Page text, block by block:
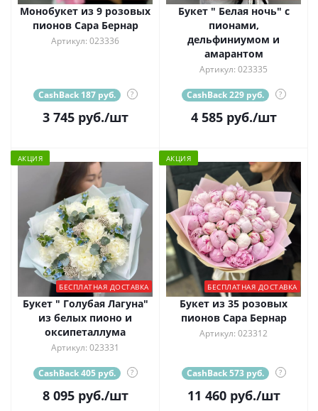
Монобукет из 9 розовых
пионов Сара Бернар
Артикул: 023336
CashBack 187 руб. ?
3 745руб./шт
Букет " Белая ночь" с
пионами,
дельфиниумом и
амарантом
Артикул: 023335
CashBack 229 руб. ?
4 585руб./шт
АКЦИЯ
БЕСПЛАТНАЯ ДОСТАВКА
Букет " Голубая Лагуна"
из белых пионо и
оксипеталлума
Артикул: 023331
CashBack 405 руб. ?
8 095руб./шт
АКЦИЯ
БЕСПЛАТНАЯ ДОСТАВКА
Букет из 35 розовых
пионов Сара Бернар
Артикул: 023312
CashBack 573 руб. ?
11 460руб./шт